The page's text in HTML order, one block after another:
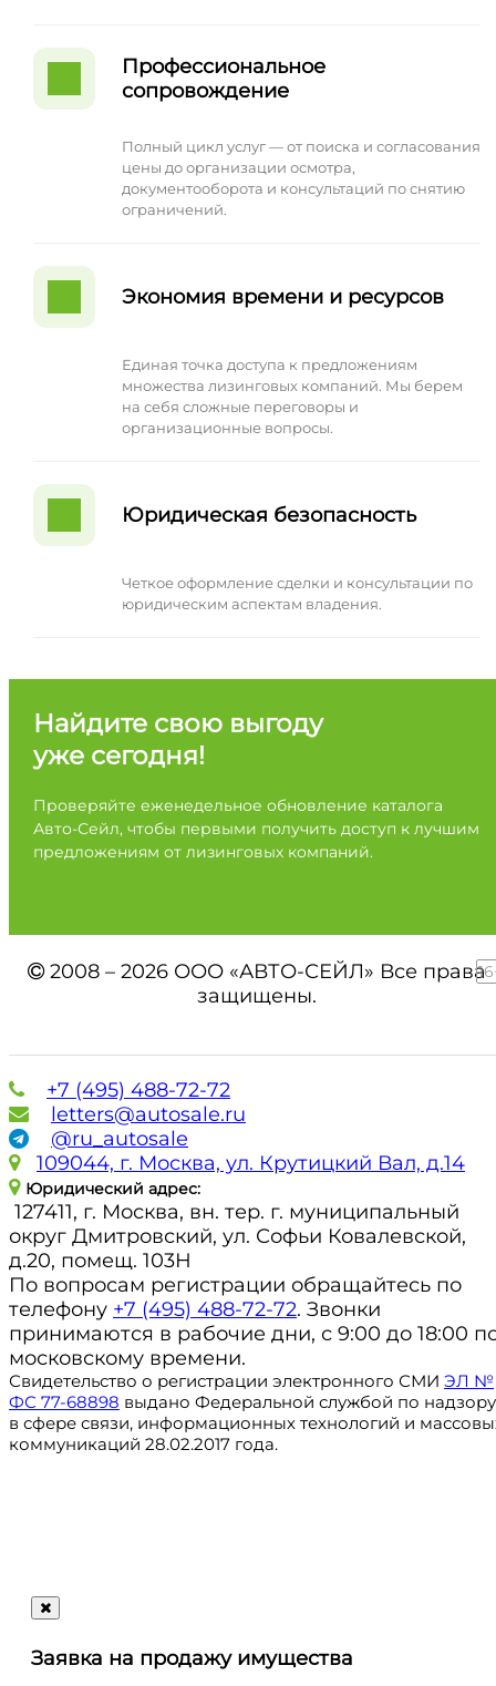
Профессиональное
сопровождение
Полный цикл услуг — от поиска и согласования
цены до организации осмотра,
документооборота и консультаций по снятию
ограничений.
Экономия времени и ресурсов
Единая точка доступа к предложениям
множества лизинговых компаний. Мы берем
на себя сложные переговоры и
организационные вопросы.
Юридическая безопасность
Четкое оформление сделки и консультации по
юридическим аспектам владения.
Найдите свою выгоду
уже сегодня!
Проверяйте еженедельное обновление каталога
Авто-Сейл, чтобы первыми получить доступ к лучшим
предложениям от лизинговых компаний.
2008 – 2026 ООО «АВТО-СЕЙЛ» Все права
защищены.
+7 (495) 488-72-72
letters@autosale.ru
@ru_autosale
109044, г. Москва, ул. Крутицкий Вал, д.14
Юридический адрес:
127411, г. Москва, вн. тер. г. муниципальный
округ Дмитровский, ул. Софьи Ковалевской,
д.20, помещ. 103Н
По вопросам регистрации обращайтесь по
телефону +7 (495) 488-72-72. Звонки
принимаются в рабочие дни, с 9:00 до 18:00
московскому времени.
Свидетельство о регистрации электронного СМИ ЭЛ №
ФС 77-68898 выдано Федеральной службой по надзору
в сфере связи, информационных технологий и
коммуникаций 28.02.2017 года.
letters@autosale.ru
Заявка на продажу имущества